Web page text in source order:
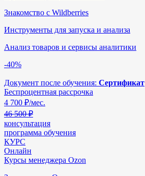
Знакомство с Wildberries
Инструменты для запуска и анализа
Анализ товаров и сервисы аналитики
-40%
Документ после обучения: Сертификат
Беспроцентная рассрочка
4 700 ₽/мес.
46 500 ₽
консультация
программа обучения
КУРС
Онлайн
Курсы менеджера Ozon